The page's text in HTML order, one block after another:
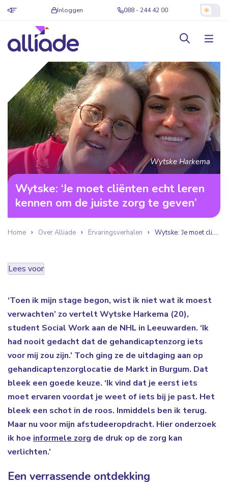
Inloggen 088 - 244 42 00
Wytske Harkema
Wytske: ‘Je moet cliënten echt leren
kennen om de juiste zorg te geven’
Home Over Alliade Ervaringsverhalen Wytske: ‘Je moet cliënten echt leren kennen om de juiste zorg te geven’
Lees voor
‘Toen ik mijn stage begon, wist ik niet wat ik moest
verwachten’ zo vertelt Wytske Harkema (20),
student Social Work aan de NHL in Leeuwarden. ‘Ik
had nooit gedacht dat de gehandicaptenzorg iets
voor mij zou zijn.’ Toch ging ze de uitdaging aan op
gehandicaptenzorglocatie de Markt in Burgum. Dat
bleek een goede keuze. ‘Ik vind dat je eerst iets
moet ervaren voordat je weet of iets bij je past. Het
bleek een schot in de roos. Inmiddels ben ik terug.
Maar nu voor mijn afstudeeropdracht. Hier onderzoek
ik hoe informele zorg de druk op de zorg kan
verlichten.’
Een verrassende ontdekking